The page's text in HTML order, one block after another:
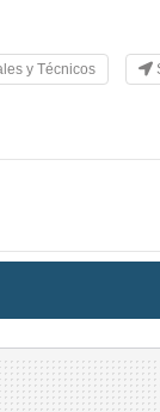
y Técnicos